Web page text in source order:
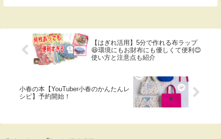
【はぎれ活用】5分で作れる布ラップ
😆環境にもお財布にも優しくて便利😊
使い方と注意点も紹介
小春の本【YouTuber小春のかんたんレ
シピ】予約開始！